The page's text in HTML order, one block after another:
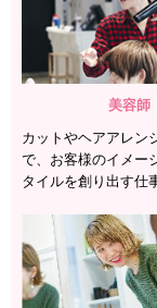
美容師
カットやヘアアレン
で、 お客様のイメー
タイルを創り出す仕